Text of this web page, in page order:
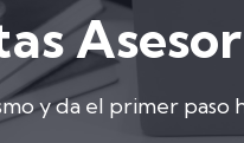
y da el primer